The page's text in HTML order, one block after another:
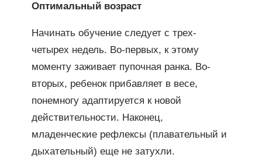
Оптимальный возраст
Начинать обучение следует с трех-
четырех недель. Во-первых, к этому
моменту заживает пупочная ранка. Во-
вторых, ребенок прибавляет в весе,
понемногу адаптируется к новой
действительности. Наконец,
младенческие рефлексы (плавательный и
дыхательный) еще не затухли.